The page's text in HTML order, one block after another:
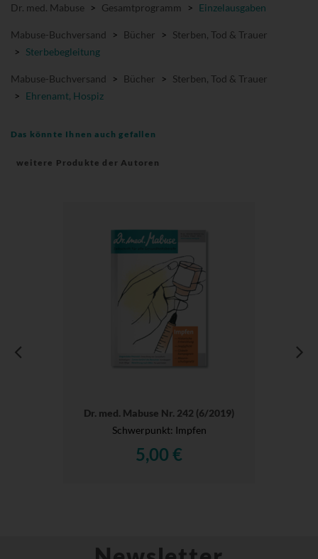
Dr. med. Mabuse > Gesamtprogramm > Einzelausgaben
Mabuse-Buchversand > Bücher > Sterben, Tod & Trauer
> Sterbebegleitung
Mabuse-Buchversand > Bücher > Sterben, Tod & Trauer
> Ehrenamt, Hospiz
Das könnte Ihnen auch gefallen
weitere Produkte der Autoren
Dr. med. Mabuse Nr. 242 (6/2019)
Schwerpunkt: Impfen
5,00 €